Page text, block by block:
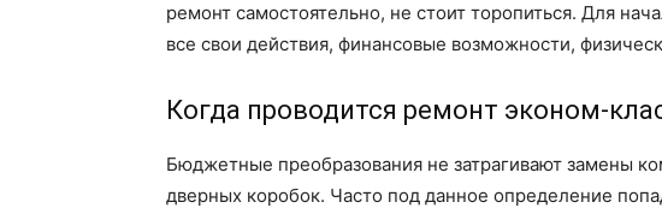
ремонт самостоятельно, не стоит торопиться. Для
все свои действия, финансовые возможности,
Когда проводится ремонт эконом-
Бюджетные преобразования не затрагивают замены
дверных коробок. Часто под данное определение